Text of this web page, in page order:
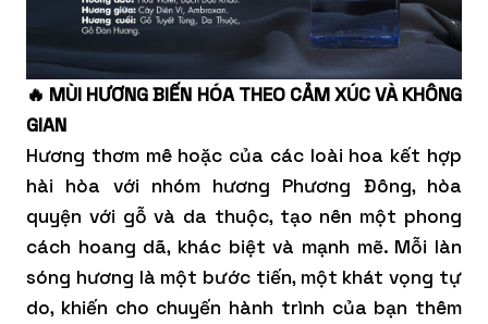
🔥 MÙI HƯƠNG BIẾN HÓA THEO CẢM XÚC VÀ KHÔNG
GIAN
Hương thơm mê hoặc của các loài hoa kết hợp
hài hòa với nhóm hương Phương Đông, hòa
quyện với gỗ và da thuộc, tạo nên một phong
cách hoang dã, khác biệt và mạnh mẽ. Mỗi làn
sóng hương là một bước tiến, một khát vọng tự
do, khiến cho chuyến hành trình của bạn thêm